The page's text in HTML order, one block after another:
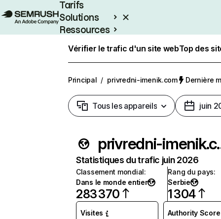
Tarifs
Solutions
Ressources
Vérifier le trafic d'un site webTop des
Principal / privredni-imenik.com Dernière
Tous les appareils juin
Statistiques du trafic juin 2026
Classement mondial:
Dans le monde entier
283 370
Rang du pays:
Serbie
1 304
Visites Authority Score